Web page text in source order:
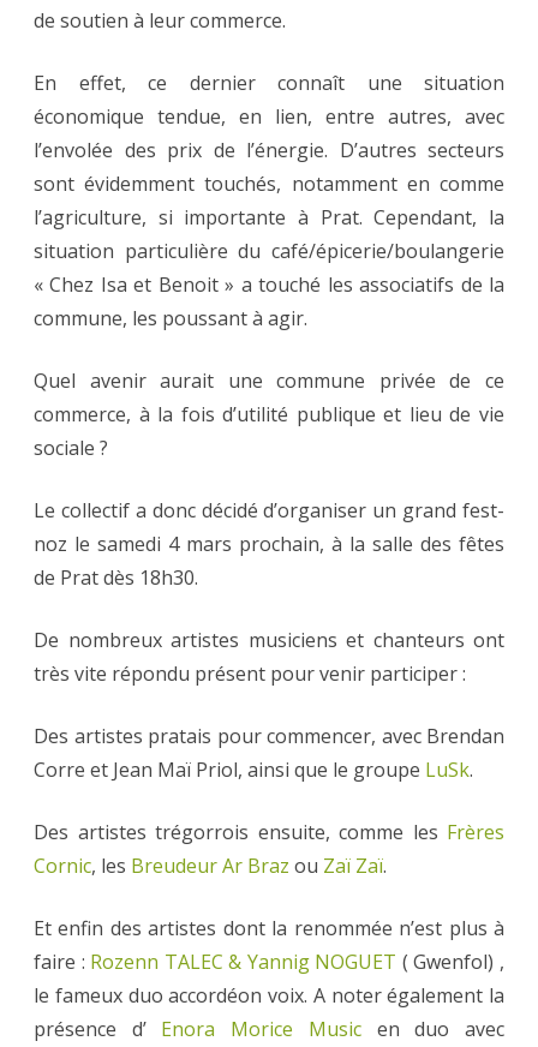
de soutien à leur commerce.
En effet, ce dernier connaît une situation
économique tendue, en lien, entre autres, avec
l’envolée des prix de l’énergie. D’autres secteurs
sont évidemment touchés, notamment en comme
l’agriculture, si importante à Prat. Cependant, la
situation particulière du café/épicerie/boulangerie
« Chez Isa et Benoit » a touché les associatifs de la
commune, les poussant à agir.
Quel avenir aurait une commune privée de ce
commerce, à la fois d’utilité publique et lieu de vie
sociale ?
Le collectif a donc décidé d’organiser un grand fest-
noz le samedi 4 mars prochain, à la salle des fêtes
de Prat dès 18h30.
De nombreux artistes musiciens et chanteurs ont
très vite répondu présent pour venir participer :
Des artistes pratais pour commencer, avec Brendan
Corre et Jean Maï Priol, ainsi que le groupe LuSk.
Des artistes trégorrois ensuite, comme les Frères
Cornic, les Breudeur Ar Braz ou Zaï Zaï.
Et enfin des artistes dont la renommée n’est plus à
faire : Rozenn TALEC & Yannig NOGUET ( Gwenfol) ,
le fameux duo accordéon voix. A noter également la
présence d’ Enora Morice Musicen duo avec